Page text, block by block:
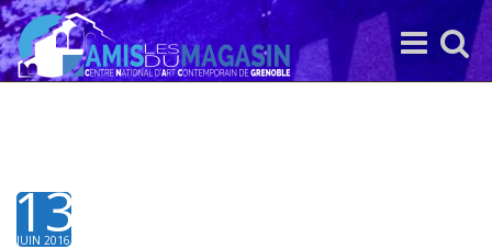
Toggle
search
Toggle
navigation
13
JUIN 2016